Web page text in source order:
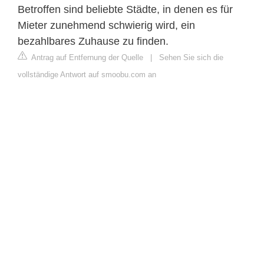
Betroffen sind beliebte Städte, in denen es für
Mieter zunehmend schwierig wird, ein
bezahlbares Zuhause zu finden.
Antrag auf Entfernung der Quelle | Sehen Sie sich die
vollständige Antwort auf smoobu.com an